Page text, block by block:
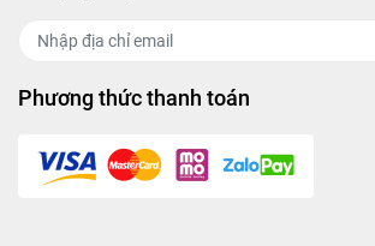
Phương thức thanh toán